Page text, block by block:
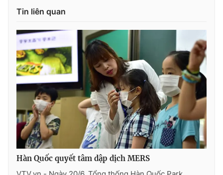
VTV Sức khoẻ Bất động sản
Thị trường 24h Tấm lòng Việt
VTV4 Vươn mình bằng AI
VTV9 VTV8
Liên hệ tòa soạn English
Tin liên quan
Hàn Quốc quyết tâm dập dịch MERS